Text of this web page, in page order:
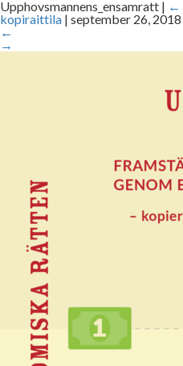
Upphovsmannens_ensamratt | ←
kopiraittila | september 26, 2018
←
→